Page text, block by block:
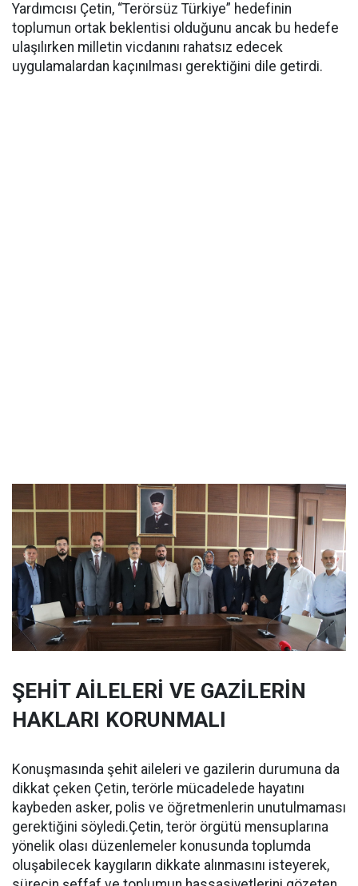
Yardımcısı Çetin, “Terörsüz Türkiye” hedefinin
toplumun ortak beklentisi olduğunu ancak bu hedefe
ulaşılırken milletin vicdanını rahatsız edecek
uygulamalardan kaçınılması gerektiğini dile getirdi.
ŞEHİT AİLELERİ VE GAZİLERİN
HAKLARI KORUNMALI
Konuşmasında şehit aileleri ve gazilerin durumuna da
dikkat çeken Çetin, terörle mücadelede hayatını
kaybeden asker, polis ve öğretmenlerin unutulmaması
gerektiğini söyledi.Çetin, terör örgütü mensuplarına
yönelik olası düzenlemeler konusunda toplumda
oluşabilecek kaygıların dikkate alınmasını isteyerek,